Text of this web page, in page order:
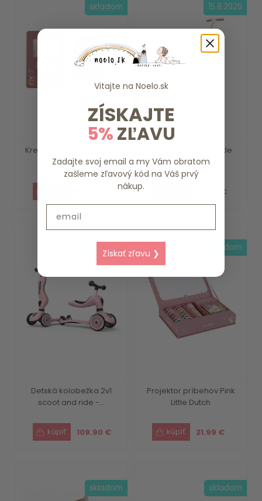
Kresliaci tablet Pink Fairy
Garden Li...
skladom
Trojkolka 4v1 Pink Little
Dutch
112.39 €
15.8.2026
Detská kolobežka 2v1
scoot and ride -...
109.90 €
Projektor príbehov Pink
Little Dutch
21.99 €
skladom
skladom skladom
Vitajte na Noelo.sk
ZÍSKAJTE
5%ZĽAVU
Zadajte svoj email a my Vám obratom
zašleme zľavový kód na Váš prvý
nákup.
Získať zľavu ❯